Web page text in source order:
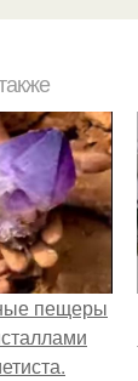
пещеры